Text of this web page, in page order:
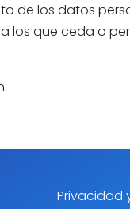
de los datos
los que ceda o
Privacidad